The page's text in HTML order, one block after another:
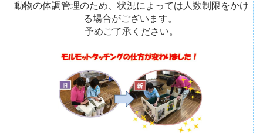
動物の体調管理のため、状況によっては人数制限をかけ
る場合がございます。
予めご了承ください。